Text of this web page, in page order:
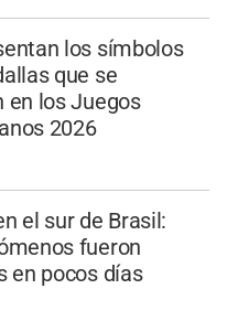
los símbolos
que se
en los Juegos
2026
el sur de Brasil:
fueron
en pocos días